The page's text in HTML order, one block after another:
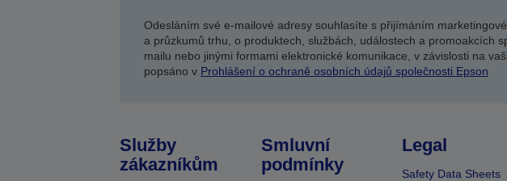
Odesláním své e-mailové adresy souhlasíte s přijímáním
a průzkumů trhu, o produktech, službách, událostech a promoakcích
mailu nebo jinými formami elektronické komunikace, v závislosti na
popsáno v Prohlášení o ochraně osobních údajů společnosti Epson
Služby
zákazníkům
Smluvní
podmínky
Legal
Safety Data Sheets